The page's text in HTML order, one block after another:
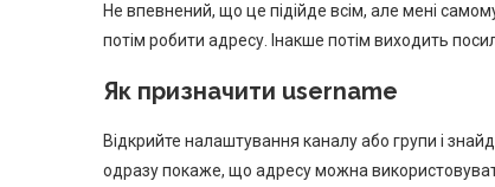
Не впевнений, що це підійде всім, але мені
потім робити адресу. Інакше потім виходить
Як призначити username
Відкрийте налаштування каналу або групи і
одразу покаже, що адресу можна